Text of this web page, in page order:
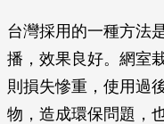
台灣採用的一種方法
播，效果良好。網室
則損失慘重，使用過
物，造成環保問題，